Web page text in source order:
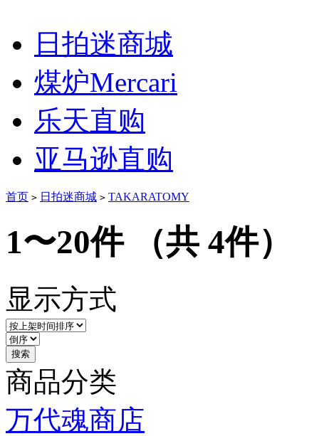
日拍迷商城
煤炉Mercari
乐天直购
亚马逊直购
首页 > 日拍迷商城 > TAKARATOMY
1〜20件（共 4件）
显示方式
商品分类
万代魂商店